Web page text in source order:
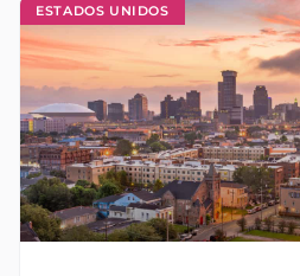
ESTADOS UNIDOS